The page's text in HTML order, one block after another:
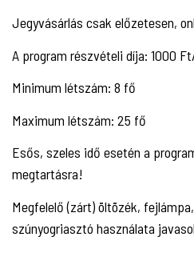
Jegyvásárlás csak előzetesen,
A program részvételi díja: 1000
Minimum létszám: 8 fő
Maximum létszám: 25 fő
Esős, szeles idő esetén a
megtartásra!
Megfelelő (zárt) öltözék,
szúnyogriasztó használata